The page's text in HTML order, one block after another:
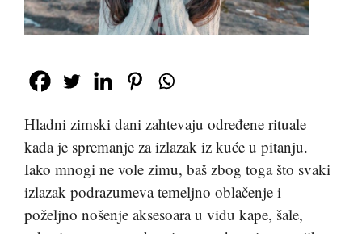
Hladni zimski dani zahtevaju određene rituale
kada je spremanje za izlazak iz kuće u pitanju.
Iako mnogi ne vole zimu, baš zbog toga što svaki
izlazak podrazumeva temeljno oblačenje i
poželjno nošenje aksesoara u vidu kape, šale,